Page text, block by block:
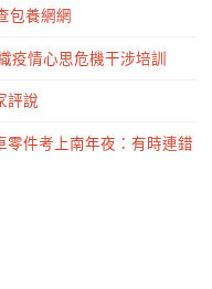
包養網網
疫情心思危機干涉培訓
評說
零件考上南年夜：有時連錯